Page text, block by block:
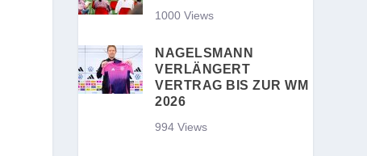
1000 Views
NAGELSMANN
VERLÄNGERT
VERTRAG BIS ZUR WM
2026
994 Views